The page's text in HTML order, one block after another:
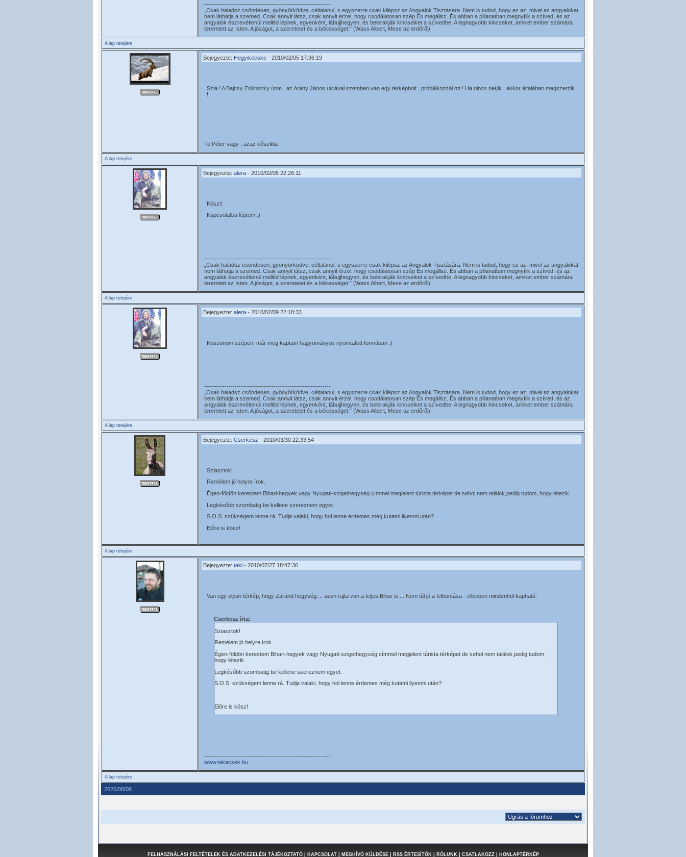
--------------------------------------------------------------
„Csak haladsz csöndesen, gyönyörködve, céltalanul, s egyszerre csak kilépsz az Angyalok Tisztására. Nem is tudod, hogy ez az, mivel az angyalokat
nem láthatja a szemed. Csak annyit látsz, csak annyit érzel, hogy csodálatosan szép És megállsz. És abban a pillanatban megnyílik a szíved, és az
angyalok észrevétlenül melléd lépnek, egyenként, lábujjhegyen, és belerakják kincseiket a szívedbe. A legnagyobb kincseket, amiket ember számára
teremtett az Isten. A jóságot, a szeretetet és a békességet.” (Wass Albert, Mese az erdőről)
A lap tetejére
Bejegyezte: Hegyikecske - 2010/02/05 17:36:19
Szia ! A Bajcsy Zsilinszky úton , az Arany János utcával szemben van egy térképbolt , próbálkozzál ott ! Ha nincs nekik , akkor általában megszerzik
!
--------------------------------------------------------------
Te Péter vagy , azaz kőszikla .
A lap tetejére
Bejegyezte: alera - 2010/02/05 22:26:11
Köszi!
Kapcsolatba léptem :)
--------------------------------------------------------------
„Csak haladsz csöndesen, gyönyörködve, céltalanul, s egyszerre csak kilépsz az Angyalok Tisztására. Nem is tudod, hogy ez az, mivel az angyalokat
nem láthatja a szemed. Csak annyit látsz, csak annyit érzel, hogy csodálatosan szép És megállsz. És abban a pillanatban megnyílik a szíved, és az
angyalok észrevétlenül melléd lépnek, egyenként, lábujjhegyen, és belerakják kincseiket a szívedbe. A legnagyobb kincseket, amiket ember számára
teremtett az Isten. A jóságot, a szeretetet és a békességet.” (Wass Albert, Mese az erdőről)
A lap tetejére
Bejegyezte: alera - 2010/02/09 22:18:33
Köszönöm szépen, már meg kaptam hagyományos nyomtatott formában :)
--------------------------------------------------------------
„Csak haladsz csöndesen, gyönyörködve, céltalanul, s egyszerre csak kilépsz az Angyalok Tisztására. Nem is tudod, hogy ez az, mivel az angyalokat
nem láthatja a szemed. Csak annyit látsz, csak annyit érzel, hogy csodálatosan szép És megállsz. És abban a pillanatban megnyílik a szíved, és az
angyalok észrevétlenül melléd lépnek, egyenként, lábujjhegyen, és belerakják kincseiket a szívedbe. A legnagyobb kincseket, amiket ember számára
teremtett az Isten. A jóságot, a szeretetet és a békességet.” (Wass Albert, Mese az erdőről)
A lap tetejére
Bejegyezte: Cserkesz - 2010/03/30 22:33:54
Sziasztok!
Remélem jó helyre írok.
Égen-földön kerestem Bihari-hegyek vagy Nyugati-szigethegység címmel megjelent túrista térképet de sehol nem találok,pedig tudom, hogy létezik.
Legkésőbb szombatig be kellene szereznem egyet.
S.O.S. szükségem lenne rá. Tudja valaki, hogy hol lenne érdemes még kutatni ilyesmi után?
Előre is kösz!
A lap tetejére
Bejegyezte: taki - 2010/07/27 18:47:36
Van egy olyan térkép, hogy Zaránd hegység.... azon rajta van a teljes Bihar is.... Nem túl jó a felbontása - ellenben mindenhol kapható.
Cserkesz írta:
Sziasztok!
Remélem jó helyre írok.
Égen-földön kerestem Bihari-hegyek vagy Nyugati-szigethegység címmel megjelent túrista térképet de sehol nem találok,pedig tudom,
hogy létezik.
Legkésőbb szombatig be kellene szereznem egyet.
S.O.S. szükségem lenne rá. Tudja valaki, hogy hol lenne érdemes még kutatni ilyesmi után?
Előre is kösz!
--------------------------------------------------------------
www.takacsek.hu
A lap tetejére
2026/08/08
FELHASZNÁLÁSI FELTÉTELEK ÉS ADATKEZELÉSI TÁJÉKOZTATÓ| KAPCSOLAT| MEGHÍVÓ KÜLDÉSE| RSS ÉRTESÍTŐK| RÓLUNK| CSATLAKOZZ| HONLAPTÉRKÉP